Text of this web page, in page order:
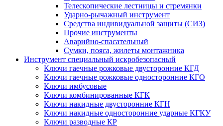
Телескопические лестницы и стремянки
Ударно-рычажный инструмент
Средства индивидуальной защиты (СИЗ)
Прочие инструменты
Аварийно-спасательный
Сумки, пояса, жилеты монтажника
Инструмент специальный искробезопасный
Ключи гаечные рожковые двусторонние КГД
Ключи гаечные рожковые односторонние КГО
Ключи имбусовые
Ключи комбинированные КГК
Ключи накидные двусторонние КГН
Ключи накидные односторонние ударные КГКУ
Ключи разводные КР